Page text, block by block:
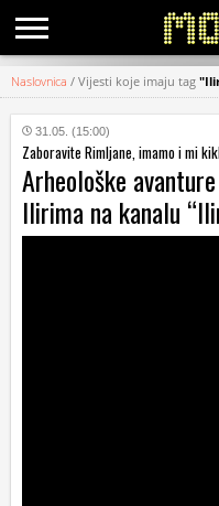
KATEGORIJE
HRVATSKI
WEB
Naslovnica / Vijesti koje imaju tag
31.05. (15:00)
Zaboravite Rimljane, imamo i mi
Arheološke
Ilirima na kanalu